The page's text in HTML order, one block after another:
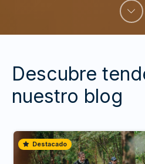
Descubre
nuestro blog
Destacado